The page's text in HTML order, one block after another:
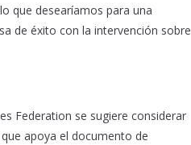
que desearíamos para una
de éxito con la intervención sobre
Federation se sugiere considerar
apoya el documento de